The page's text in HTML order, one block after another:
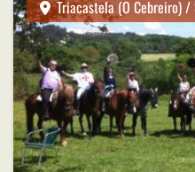
Triacastela (O Cebreiro)